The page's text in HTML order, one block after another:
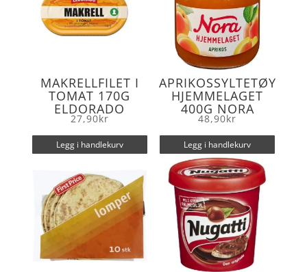
MAKRELLFILET I
TOMAT 170G
ELDORADO
27,90kr
Legg i handlekurv
APRIKOSSYLTETØY
HJEMMELAGET
400G NORA
48,90kr
Legg i handlekurv